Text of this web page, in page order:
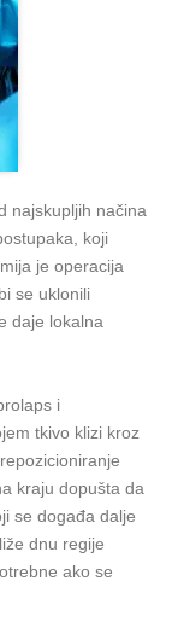
najskupljih načina
koji
je operacija
se uklonili
daje lokalna
i
tkivo klizi kroz
kraju dopušta da
se događa dalje
dnu regije
ako se